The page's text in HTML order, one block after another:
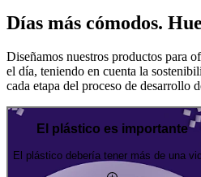
Días más cómodos.
Diseñamos nuestros productos para
el día, teniendo en cuenta la
cada etapa del proceso de desarrollo
El plástico es importante
El plástico debería tener más de una